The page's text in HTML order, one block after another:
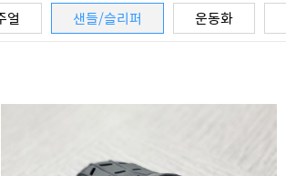
얼 샌들/슬리퍼 운동화